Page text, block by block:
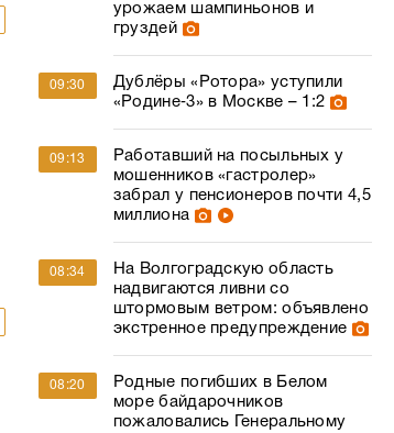
урожаем шампиньонов и
груздей
09:30
Дублёры «Ротора» уступили
«Родине‑3» в Москве – 1:2
09:13
Работавший на посыльных у
мошенников «гастролер»
забрал у пенсионеров почти 4,5
миллиона
08:34
На Волгоградскую область
надвигаются ливни со
штормовым ветром: объявлено
экстренное предупреждение
08:20
Родные погибших в Белом
море байдарочников
пожаловались Генеральному